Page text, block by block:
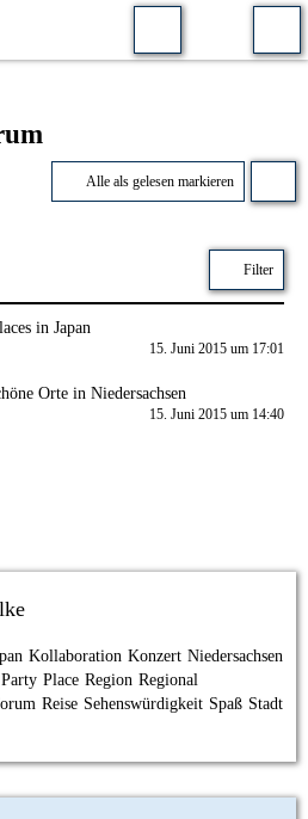
Alle als gelesen markieren
Filter
in Japan
15. Juni 2015 um 17:01
Orte in Niedersachsen
15. Juni 2015 um 14:40
Kollaboration Konzert Niedersachsen
Party Place Region Regional
Reise Sehenswürdigkeit Spaß Stadt